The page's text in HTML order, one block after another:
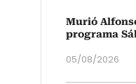
Murió
programa
05/08/2026